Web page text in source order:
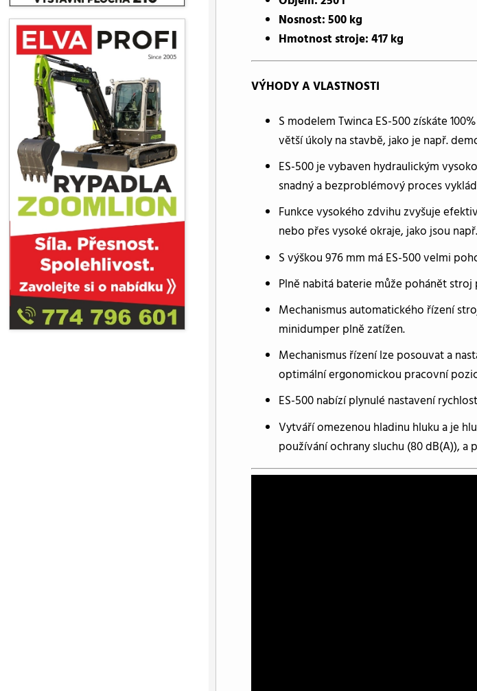
Nosnost: 500 kg
Hmotnost stroje: 417 kg
VÝHODY A VLASTNOSTI
S modelem Twinca ES-500 získáte
větší úkoly na stavbě, jako je např.
ES-500 je vybaven hydraulickým
snadný a bezproblémový proces
Funkce vysokého zdvihu zvyšuje
nebo přes vysoké okraje, jako jsou
S výškou 976 mm má ES-500 velmi
Plně nabitá baterie může pohánět
Mechanismus automatického řízení
minidumper plně zatížen.
Mechanismus řízení lze posouvat a
optimální ergonomickou pracovní
ES-500 nabízí plynulé nastavení
Vytváří omezenou hladinu hluku a je
používání ochrany sluchu (80 dB(A)),